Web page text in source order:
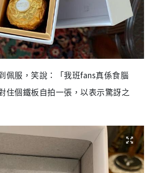
佩服，笑說：「我班fans真係食腦
住個鐵板自拍一張，以表示驚訝之